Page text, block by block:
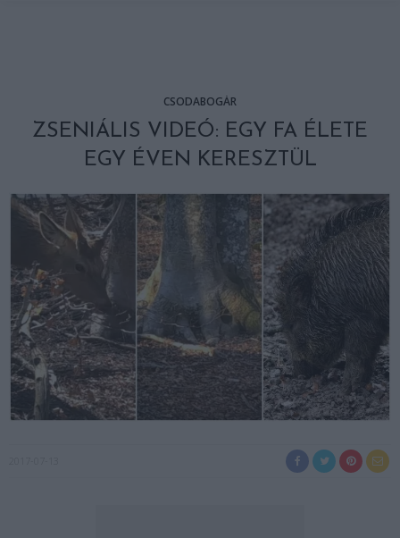
CSODABOGÁR
ZSENIÁLIS VIDEÓ: EGY FA ÉLETE
EGY ÉVEN KERESZTÜL